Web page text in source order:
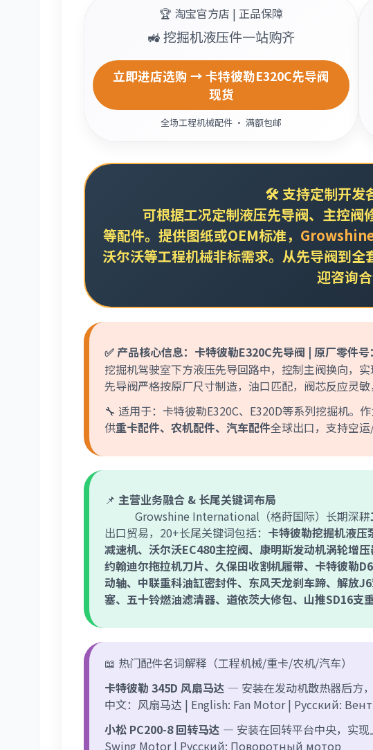
🏆 淘宝官方店 | 正品保障
🚜 挖掘机液压件一站购齐
立即进店选购 → 卡特彼勒E320C先导阀
现货
全场工程机械配件 · 满额包邮
🛠️支持定制开发
可根据工况定制液压先导阀、主控阀修
等配件。提供图纸或OEM标准，
沃尔沃等工程机械非标需求。从先导阀到全
迎咨询合
✅ 产品核心信息：卡特彼勒E320C先导阀 | 原厂零件号：
挖掘机驾驶室下方液压先导回路中，控制主阀换向，
先导阀严格按原厂尺寸制造，油口匹配，阀芯反应灵敏
🔧 适用于：卡特彼勒E320C、E320D等系列挖掘机。
供重卡配件、农机配件、汽车配件全球出口，支持空运
📌 主营业务融合 & 长尾关键词布局
Growshine International（格莳国际）长期深耕
出口贸易，20+长尾关键词包括： 卡特彼勒挖掘机液
减速机、沃尔沃EC480主控阀、康明斯发动机涡轮增
约翰迪尔拖拉机刀片、久保田收割机履带、卡特彼勒
动轴、中联重科油缸密封件、东风天龙刹车蹄、解放
塞、五十铃燃油滤清器、道依茨大修包、山推SD16支
📖 热门配件名词解释（工程机械/重卡/农机/汽车）
卡特彼勒 345D 风扇马达 — 安装在发动机散热器后方
中文：风扇马达 | English: Fan Motor | Русский:
小松 PC200-8 回转马达 — 安装在回转平台中央，实现
Swing Motor | Русский: Поворотный мотор